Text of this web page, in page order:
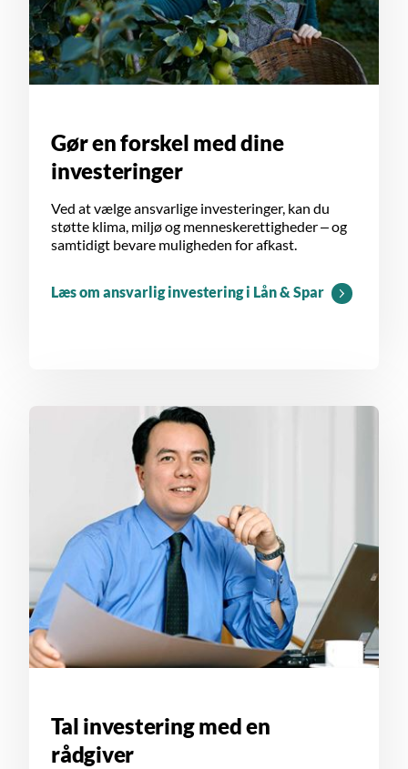
Gør en forskel med dine
investeringer
Ved at vælge ansvarlige investeringer, kan du
støtte klima, miljø og menneskerettigheder – og
samtidigt bevare muligheden for afkast.
Læs om ansvarlig investering i Lån & Spar
Tal investering med en
rådgiver